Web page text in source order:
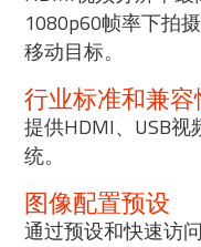
1080p60帧率下拍
移动目标。
行业标准和兼
提供HDMI、USB
统。
图像配置预设
通过预设和快速访